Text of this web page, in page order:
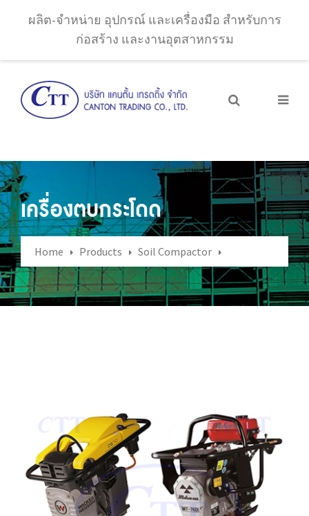
ผลิต-จำหน่าย อุปกรณ์ และเครื่องมือ สำหรับการ
ก่อสร้าง และงานอุตสาหกรรม
เครื่องตบกระโดด
Home Products Soil Compactor
เครื่องตบกระโดด